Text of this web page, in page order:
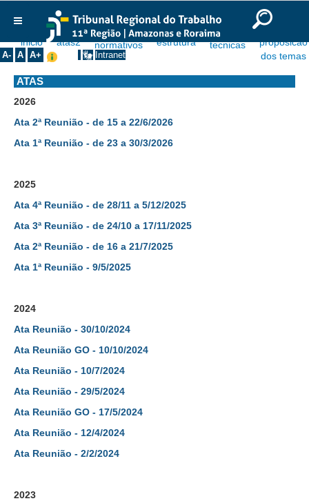
Ir para o rodapé
English
Português Español
A- A A+ Intranet
Institucional
Histórico
Corregedoria
Composição
Turmas
Varas do Trabalho
Juízes Manaus
Juízes Roraima
Diretores
Comitês
Comitê Gestor Regional do PJe
Comitê Gestor Regional do e-Gestão e de Tabelas
Processuais Unificadas
Comitê do Datajud
ATAS
2026
Ata 2ª Reunião - de 15 a 22/6/2026
Ata 1ª Reunião - de 23 a 30/3/2026
2025
Ata 4ª Reunião - de 28/11 a 5/12/2025
Ata 3ª Reunião - de 24/10 a 17/11/2025
Ata 2ª Reunião - de 16 a 21/7/2025
Ata 1ª Reunião - 9/5/2025
2024
Ata Reunião - 30/10/2024
Ata Reunião GO - 10/10/2024
Ata Reunião - 10/7/2024
Ata Reunião - 29/5/2024
Ata Reunião GO - 17/5/2024
Ata Reunião - 12/4/2024
Ata Reunião - 2/2/2024
2023